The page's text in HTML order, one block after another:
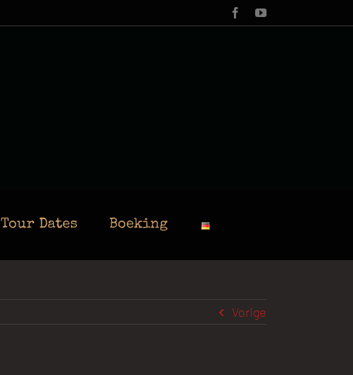
FacebookYouTube
Tour Dates Boeking
Vorige